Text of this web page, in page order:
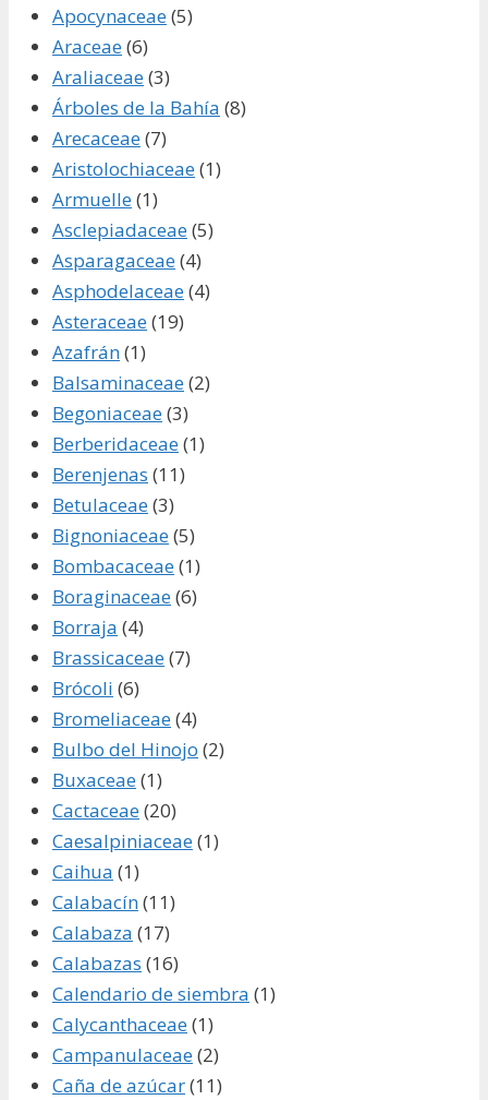
Apocynaceae(5)
Araceae(6)
Araliaceae(3)
Árboles de la Bahía (8)
Arecaceae(7)
Aristolochiaceae(1)
Armuelle(1)
Asclepiadaceae(5)
Asparagaceae(4)
Asphodelaceae(4)
Asteraceae(19)
Azafrán(1)
Balsaminaceae(2)
Begoniaceae(3)
Berberidaceae(1)
Berenjenas (11)
Betulaceae(3)
Bignoniaceae(5)
Bombacaceae(1)
Boraginaceae(6)
Borraja (4)
Brassicaceae(7)
Brócoli (6)
Bromeliaceae(4)
Bulbo del Hinojo (2)
Buxaceae(1)
Cactaceae(20)
Caesalpiniaceae(1)
Caihua (1)
Calabacín(11)
Calabaza (17)
Calabazas (16)
Calendario de siembra (1)
Calycanthaceae(1)
Campanulaceae(2)
Caña de azúcar(11)